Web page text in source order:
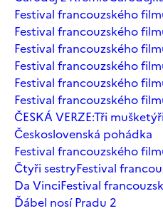
Festival francouzského
Festival francouzského
Festival francouzského
Festival francouzského
Festival francouzského
Festival francouzského
ČESKÁ VERZE:Tři
Československá pohádka
Festival francouzského
Čtyři sestryFestival
Da VinciFestival
Ďábel nosí Pradu 2